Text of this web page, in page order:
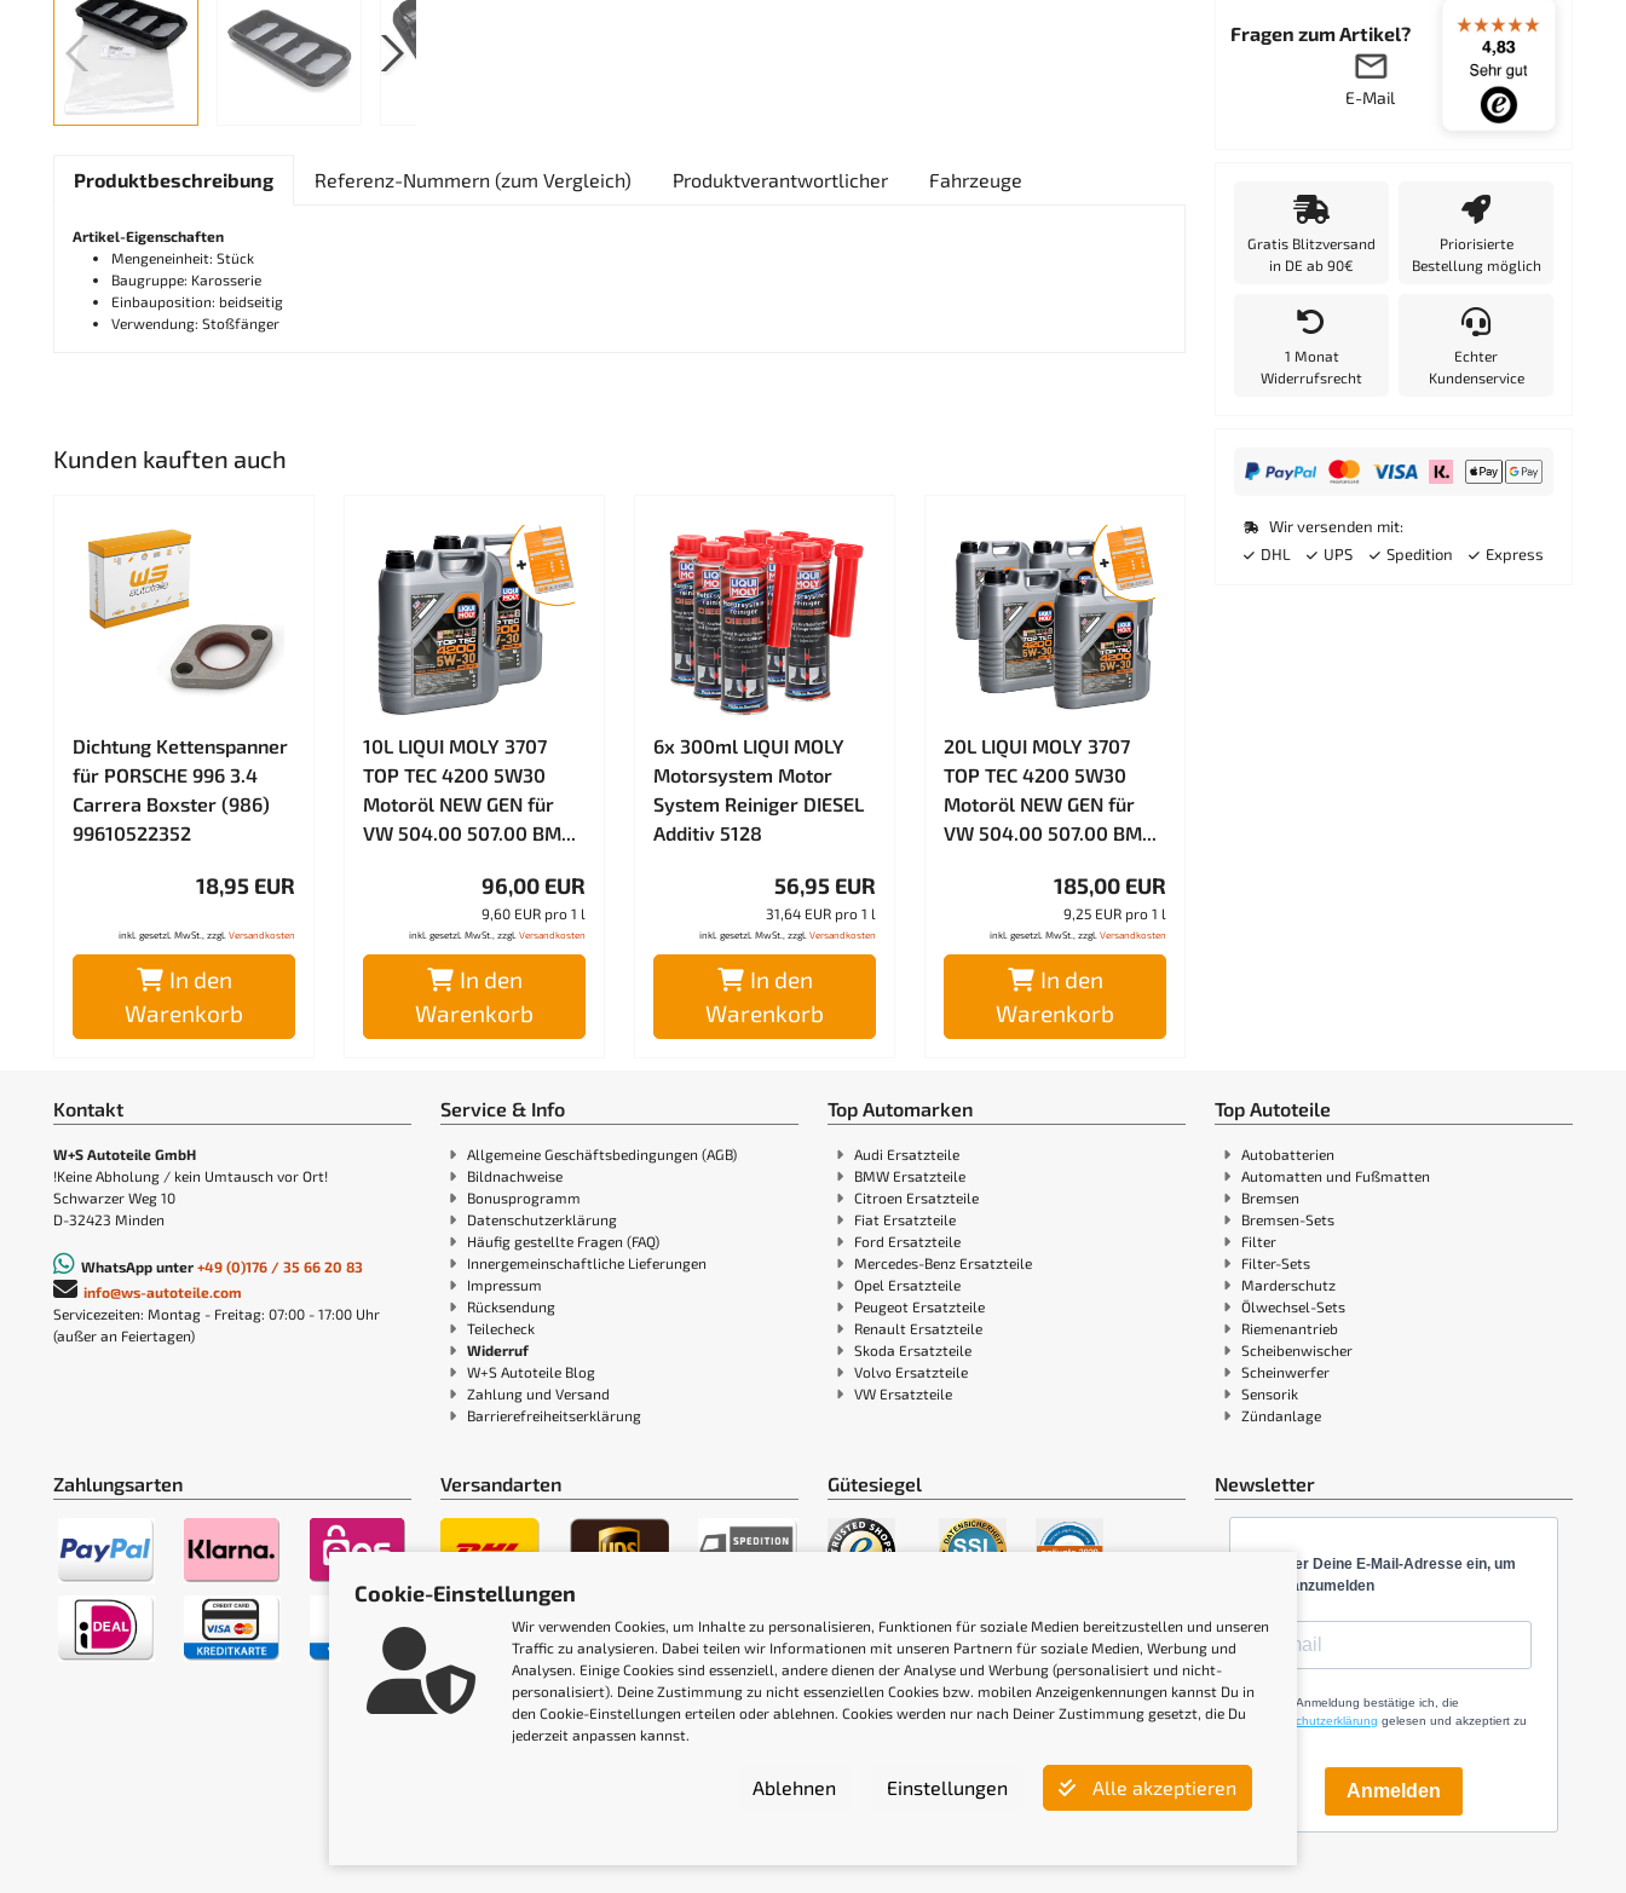
Produktbeschreibung Referenz-Nummern (zum Vergleich) Produktverantwortlicher Fahrzeuge
Artikel-Eigenschaften
Mengeneinheit: Stück
Baugruppe: Karosserie
Einbauposition: beidseitig
Verwendung: Stoßfänger
Kunden kauften auch
Dichtung Kettenspanner
für PORSCHE 996 3.4
Carrera Boxster (986)
99610522352
18,95 EUR
inkl. gesetzl. MwSt., zzgl. Versandkosten
In den
Warenkorb
10L LIQUI MOLY 3707
TOP TEC 4200 5W30
Motoröl NEW GEN für
VW 504.00 507.00 BM...
96,00 EUR
9,60 EUR pro 1 l
inkl. gesetzl. MwSt., zzgl. Versandkosten
In den
Warenkorb
6x 300ml LIQUI MOLY
Motorsystem Motor
System Reiniger DIESEL
Additiv 5128
56,95 EUR
31,64 EUR pro 1 l
inkl. gesetzl. MwSt., zzgl. Versandkosten
In den
Warenkorb
20L LIQUI MOLY 3707
TOP TEC 4200 5W30
Motoröl NEW GEN für
VW 504.00 507.00 BM...
185,00 EUR
9,25 EUR pro 1 l
inkl. gesetzl. MwSt., zzgl. Versandkosten
In den
Warenkorb
Fragen zum Artikel?
E-Mail
Gratis Blitzversand
in DE ab 90€
Priorisierte
Bestellung möglich
1 Monat
Widerrufsrecht
Echter
Kundenservice
Wir versenden mit:
DHL
UPS Spedition Express
Kontakt
W+S Autoteile GmbH
!Keine Abholung / kein Umtausch vor Ort!
Schwarzer Weg 10
D-32423 Minden
WhatsApp unter +49 (0)176 / 35 66 20 83
info@ws-autoteile.com
Servicezeiten: Montag - Freitag: 07:00 - 17:00 Uhr
(außer an Feiertagen)
Service & Info
Allgemeine Geschäftsbedingungen (AGB)
Bildnachweise
Bonusprogramm
Datenschutzerklärung
Häufig gestellte Fragen (FAQ)
Innergemeinschaftliche Lieferungen
Impressum
Rücksendung
Teilecheck
Widerruf
W+S Autoteile Blog
Zahlung und Versand
Barrierefreiheitserklärung
Top Automarken
Audi Ersatzteile
BMW Ersatzteile
Citroen Ersatzteile
Fiat Ersatzteile
Ford Ersatzteile
Mercedes-Benz Ersatzteile
Opel Ersatzteile
Peugeot Ersatzteile
Renault Ersatzteile
Skoda Ersatzteile
Volvo Ersatzteile
VW Ersatzteile
Top Autoteile
Autobatterien
Automatten und Fußmatten
Bremsen
Bremsen-Sets
Filter
Filter-Sets
Marderschutz
Ölwechsel-Sets
Riemenantrieb
Scheibenwischer
Scheinwerfer
Sensorik
Zündanlage
Zahlungsarten Versandarten Gütesiegel Newsletter
Gib hier Deine E-Mail-Adresse ein, um
Dich anzumelden
Mit der Anmeldung bestätige ich, die
Datenschutzerklärung gelesen und akzeptiert zu
Anmelden
Cookie-Einstellungen
Wir verwenden Cookies, um Inhalte zu personalisieren, Funktionen für soziale Medien bereitzustellen und unseren
Traffic zu analysieren. Dabei teilen wir Informationen mit unseren Partnern für soziale Medien, Werbung und
Analysen. Einige Cookies sind essenziell, andere dienen der Analyse und Werbung (personalisiert und nicht-
personalisiert). Deine Zustimmung zu nicht essenziellen Cookies bzw. mobilen Anzeigenkennungen kannst Du in
den Cookie-Einstellungen erteilen oder ablehnen. Cookies werden nur nach Deiner Zustimmung gesetzt, die Du
jederzeit anpassen kannst.
Alle akzeptieren
Einstellungen
Ablehnen